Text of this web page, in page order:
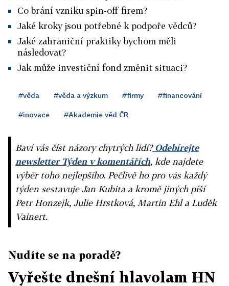
Co brání vzniku spin-off firem?
Jaké kroky jsou potřebné k podpoře vědců?
Jaké zahraniční praktiky bychom měli
následovat?
Jak může investiční fond změnit situaci?
#věda #věda a výzkum #firmy #financování
#inovace #Akademie věd ČR
Baví vás číst názory chytrých lidí?Odebírejte
newsletter Týden v komentářích, kde najdete
výběr toho nejlepšího. Pečlivě ho pro vás každý
týden sestavuje Jan Kubita a kromě jiných píší
Petr Honzejk, Julie Hrstková, Martin Ehl a Luděk
Vainert.
Nudíte se na poradě?
Vyřešte dnešní hlavolam HN